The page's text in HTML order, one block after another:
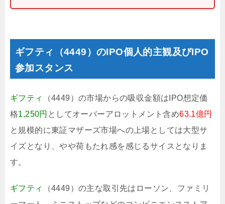
ギフティ（4449）のIPO個人的主観及びIPO
参加スタンス
ギフティ
（4449）の市場からの吸収金額はIPO想定価
格1,250円 としてオーバーアロットメント含め63.1億円
と規模的に東証マザーズ市場への上場としては大型サ
イズとなり、やや荷もたれ感を感じるサイスとなりま
す。
ギフティ
（4449）の主な取引先はローソン、ファミリ